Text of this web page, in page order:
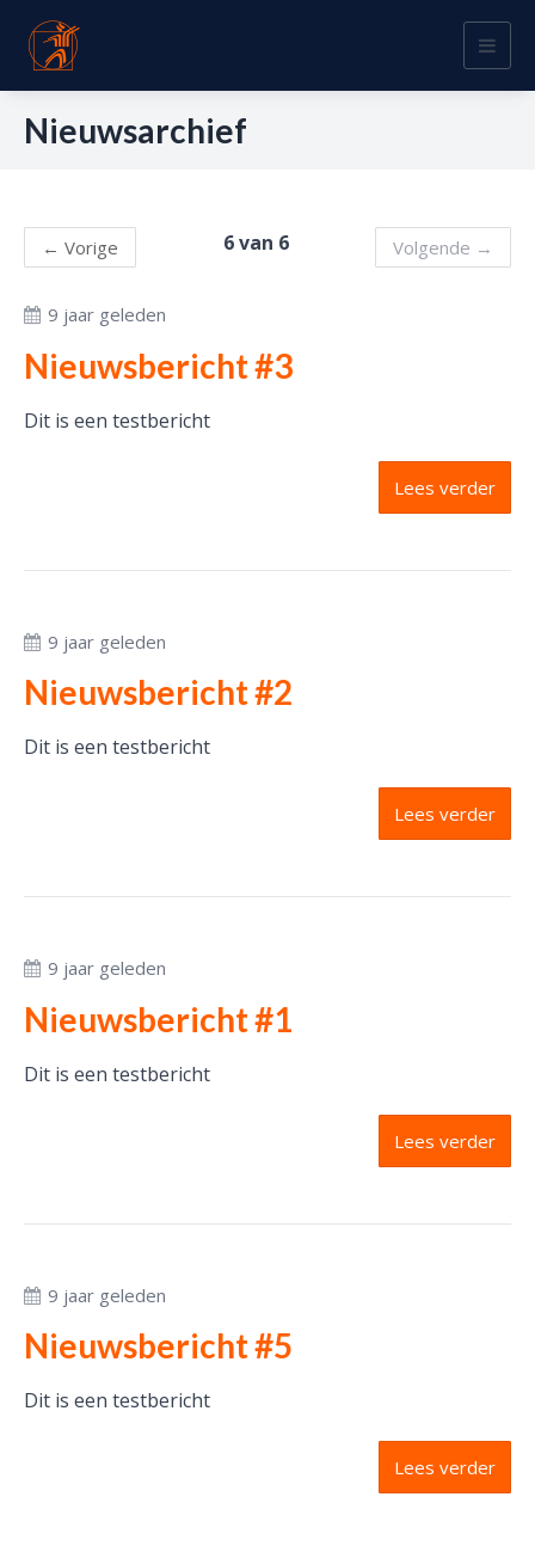
Nieuwsarchief
← Vorige 6 van 6 Volgende →
9 jaar geleden
Nieuwsbericht #3
Dit is een testbericht
Lees verder
9 jaar geleden
Nieuwsbericht #2
Dit is een testbericht
Lees verder
9 jaar geleden
Nieuwsbericht #1
Dit is een testbericht
Lees verder
9 jaar geleden
Nieuwsbericht #5
Dit is een testbericht
Lees verder